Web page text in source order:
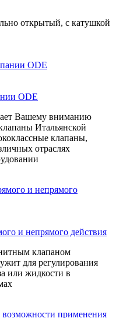
открытый, с катушкой
ODE
Вашему вниманию
Итальянской
клапаны,
отраслях
и непрямого действия
клапаном
для регулирования
или жидкости в